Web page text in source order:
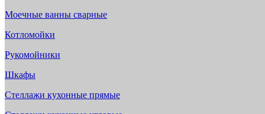
Моечные ванны сварные
Котломойки
Рукомойники
Шкафы
Стеллажи кухонные прямые